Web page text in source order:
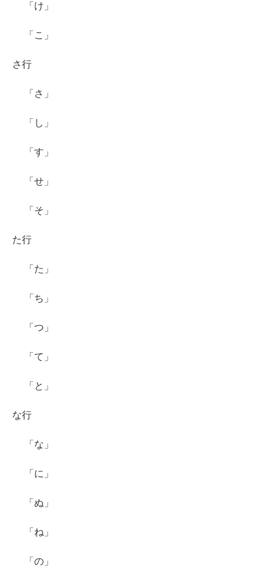
「け」
「こ」
さ行
「さ」
「し」
「す」
「せ」
「そ」
た行
「た」
「ち」
「つ」
「て」
「と」
な行
「な」
「に」
「ぬ」
「ね」
「の」